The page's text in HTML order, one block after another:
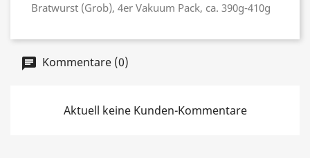
Bratwurst (Grob), 4er Vakuum Pack, ca. 390g-410g
Kommentare (0)
Aktuell keine Kunden-Kommentare